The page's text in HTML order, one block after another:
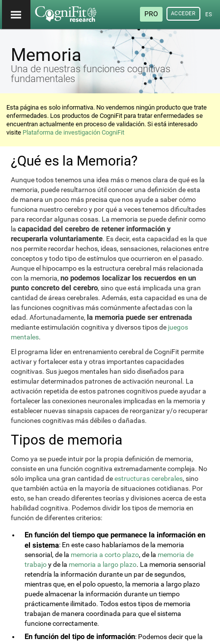
PRO ACCEDER
Memoria
Una de nuestras funciones cognitivas
fundamentales
Esta página es solo informativa. No vendemos ningún producto que trate
enfermedades. Los productos de CogniFit para tratar enfermedades se
encuentran actualmente en proceso de validación. Si está interesado
visite Plataforma de investigación CogniFit
¿Qué es la Memoria?
Aunque todos tenemos una idea más o menos clara de qué es la
memoria, puede resultarnos útil conocer una definición de esta
de manera un poco más precisa que nos ayude a saber cómo
funciona nuestro cerebro y por qué a veces tenemos dificultades
para recordar algunas cosas. La memoria se puede definir como
lacapacidad del cerebro de retener información y
recuperarla voluntariamente. Es decir, esta capacidad es la que
nos permite recordar hechos, ideas, sensaciones, relaciones entre
conceptos y todo tipo de estímulos que ocurrieron en el pasado.
Aunque el hipocampo es la estructura cerebral más relacionada
con la memoria,no podemos localizar los recuerdos en un
punto concreto del cerebro, sino que está implicada una gran
cantidad de áreas cerebrales. Además, esta capacidad es una de
las funciones cognitivas más comúnmente afectadas con la
edad. Afortunadamente, la memoria puede ser entrenada
mediante estimulación cognitiva y diversos tipos de juegos
mentales.
El programa líder en entrenamiento cerebral de CogniFit permite
activar y fortalecer esta y otras importantes capacidades
cognitivas. Sus juegos mentales han sido diseñados para
estimular determinados patrones de activación neuronal. La
activación repetida de estos patrones cognitivos puede ayudar a
fortalecer las conexiones neuronales implicadas en la memoria y
establecer nuevas sinapsis capaces de reorganizar y/o recuperar
funciones cognitivas más débiles o dañadas.
Tipos de memoria
Como ya se puede intuir por la propia definición de memoria,
consiste en una función cognitiva extremadamente compleja. No
sólo implica una gran cantidad deestructuras cerebrales, sino
que también actúa en la mayoría de situaciones cotidianas. Por
esto, se han creado diferentes teorías y divisiones acerca de esta
habilidad cognitiva. Podemos dividir los tipos de memoria en
función de diferentes criterios:
En función del tiempo que permanece la información en
el sistema: En este caso hablaríamos de la memoria
sensorial, de la memoria a corto plazo, de la memoria de
trabajoy de la memoria a largo plazo. La memoria sensorial
retendría la información durante un par de segundos,
mientras que, en el polo opuesto, la memoria a largo plazo
puede almacenar la información durante un tiempo
prácticamente ilimitado. Todos estos tipos de memoria
trabajan de manera coordinada para que el sistema
funcione correctamente.
En función del tipo de información: Podemos decir que la